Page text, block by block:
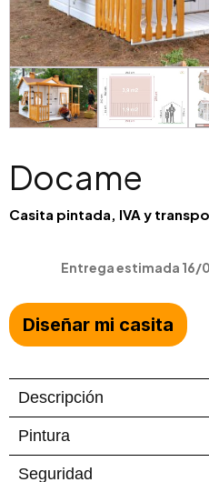
Docame
Casita pintada, IVA y
Entrega estimada
Diseñar mi casita
Descripción
Casa para niños en
Docame con porche
Pintura
Seguridad